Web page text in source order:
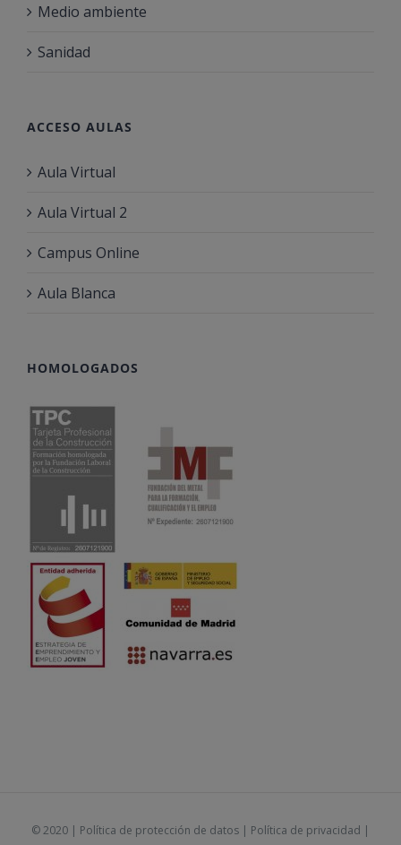
Medio ambiente
Sanidad
ACCESO AULAS
Aula Virtual
Aula Virtual 2
Campus Online
Aula Blanca
HOMOLOGADOS
© 2020 | Política de protección de datos | Política de privacidad |